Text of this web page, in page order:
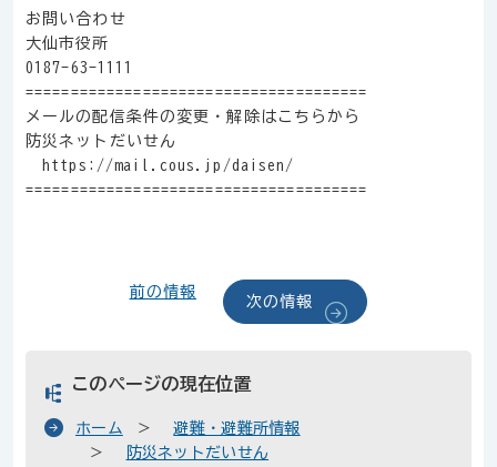
お問い合わせ
大仙市役所
0187-63-1111
======================================
メールの配信条件の変更・解除はこちらから
防災ネットだいせん
https://mail.cous.jp/daisen/
======================================
前の情報
次の情報
このページの現在位置
ホーム
避難・避難所情報
防災ネットだいせん